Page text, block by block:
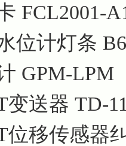
FCL2001-
位计灯条
GPM-LPM
变送器 TD-
位移传感器